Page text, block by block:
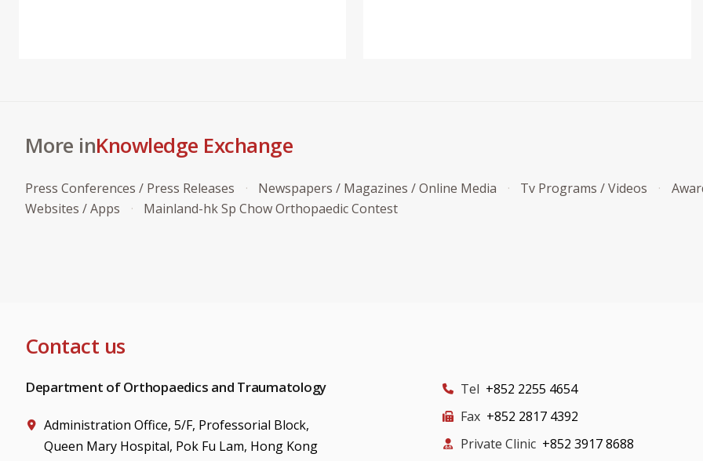
More inKnowledge Exchange
Press Conferences / Press Releases Newspapers / Magazines / Online Media Tv Programs / Videos
Websites / Apps
Mainland-hk Sp Chow Orthopaedic Contest
Contact us
Department of Orthopaedics and Traumatology
Administration Office, 5/F, Professorial Block,
Queen Mary Hospital, Pok Fu Lam, Hong Kong
Tel +852 2255 4654
Fax +852 2817 4392
Private Clinic +852 3917 8688